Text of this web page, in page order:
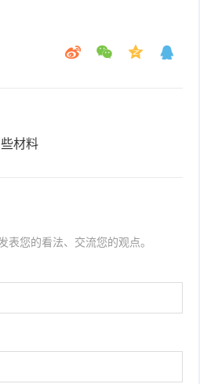
材料
您的看法、交流您的观点。